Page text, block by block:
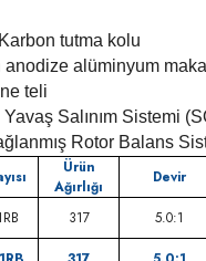
tutma kolu
alüminyum
teli
Salınım Sistemi
Rotor Balans
Ürün
Ağırlığı
Devir
317 5.0:1